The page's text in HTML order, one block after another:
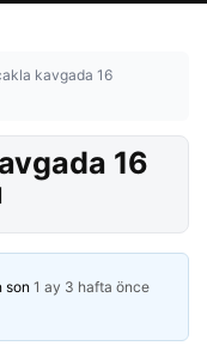
kavgada 16
16
son 1 ay 3 hafta önce